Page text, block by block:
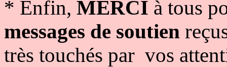
* Enfin, MERCI à tous
messages de soutien
très touchés par vos